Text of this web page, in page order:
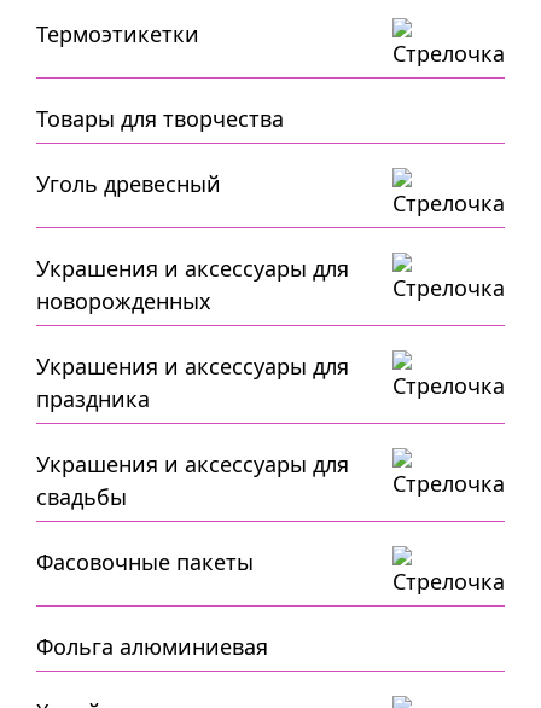
Термоэтикетки
Товары для творчества
Уголь древесный
Украшения и аксессуары для
новорожденных
Украшения и аксессуары для
праздника
Украшения и аксессуары для
свадьбы
Фасовочные пакеты
Фольга алюминиевая